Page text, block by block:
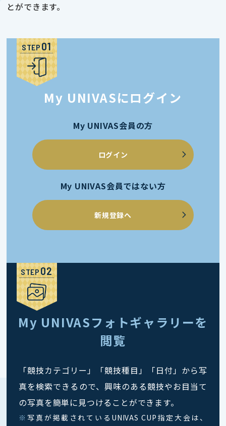
とができます。
STEP
My UNIVASにログイン
My UNIVAS会員の方
ログイン
My UNIVAS会員ではない方
新規登録へ
STEP
My UNIVASフォトギャラリーを
閲覧
「競技カテゴリー」「競技種目」「日付」から写
真を検索できるので、興味のある競技やお目当て
の写真を簡単に見つけることができます。
※ 写真が掲載されているUNIVAS CUP指定大会は、